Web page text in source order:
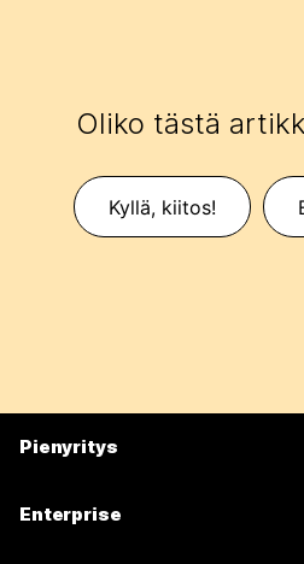
Oliko tästä
Kyllä, kiitos!
Pienyritys
Enterprise